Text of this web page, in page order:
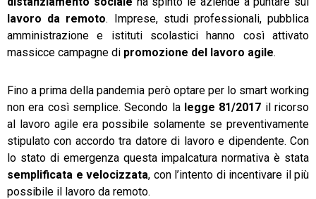
lavoro da remoto. Imprese, studi professionali, pubblica
amministrazione e istituti scolastici hanno così attivato
massicce campagne di promozione del lavoro agile.
Fino a prima della pandemia però optare per lo smart working
non era così semplice. Secondo la legge 81/2017 il ricorso
al lavoro agile era possibile solamente se preventivamente
stipulato con accordo tra datore di lavoro e dipendente. Con
lo stato di emergenza questa impalcatura normativa è stata
semplificata e velocizzata, con l’intento di incentivare il più
possibile il lavoro da remoto.